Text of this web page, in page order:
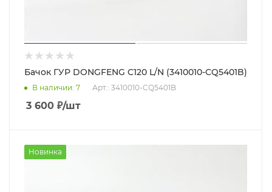
Бачок ГУР DONGFENG C120 L/N (3410010-CQ5401B)
В наличии: 7 Арт.: 3410010-CQ5401B
3 600 ₽/шт
Новинка